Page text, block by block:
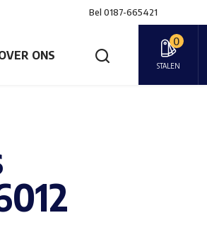
Bel 0187-665421
ONS
0
STALEN